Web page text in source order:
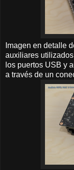
Imagen en detalle
auxiliares
los puertos USB y
a través de un